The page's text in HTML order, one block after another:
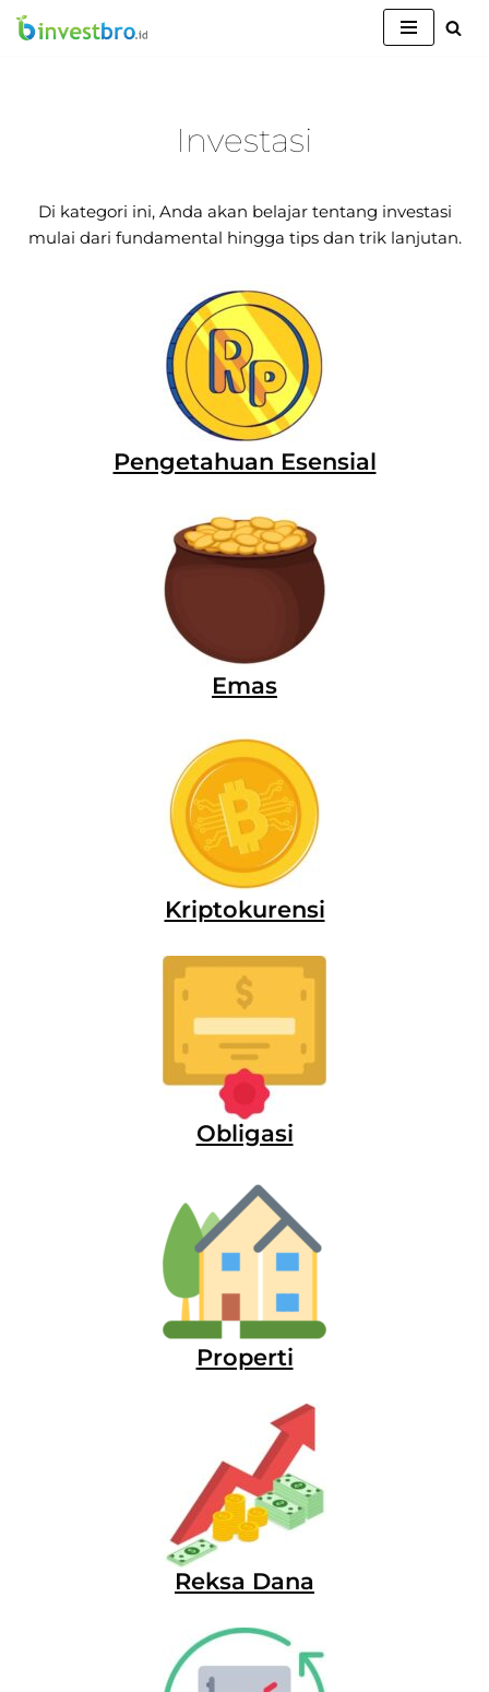
Investasi
Di kategori ini, Anda akan belajar tentang investasi
mulai dari fundamental hingga tips dan trik lanjutan.
Pengetahuan Esensial
Emas
Kriptokurensi
Obligasi
Properti
Reksa Dana